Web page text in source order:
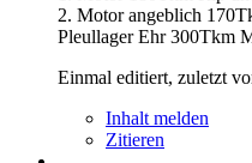
2. Motor angeblich
Pleullager Ehr 300Tkm
Einmal editiert, zuletzt
Inhalt melden
Zitieren